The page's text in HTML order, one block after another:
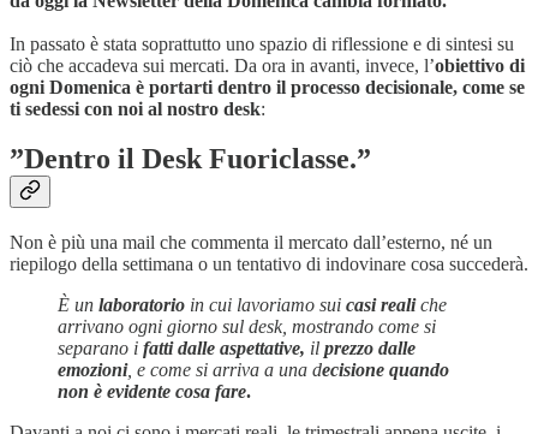
In passato è stata soprattutto uno spazio di riflessione e di sintesi su
ciò che accadeva sui mercati. Da ora in avanti, invece, l’obiettivo di
ogni Domenica è portarti dentro il processo decisionale, come se
ti sedessi con noi al nostro desk:
”Dentro il Desk Fuoriclasse.”
Non è più una mail che commenta il mercato dall’esterno, né un
riepilogo della settimana o un tentativo di indovinare cosa succederà.
È un laboratorio in cui lavoriamo sui casi realiche
arrivano ogni giorno sul desk, mostrando come si
separano i fatti dalle aspettative, il prezzo dalle
emozioni, e come si arriva a una decisione quando
non è evidente cosa fare.